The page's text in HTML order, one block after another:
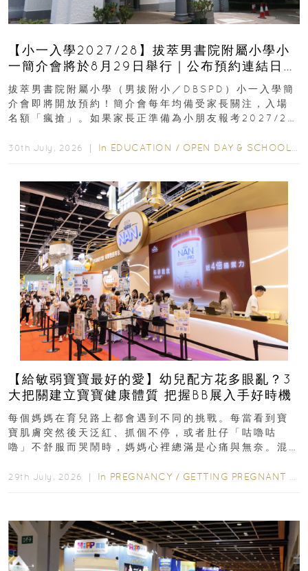
【小一入學2027/28】拔萃男書院附屬小學小
一簡介會將於8月29日舉行｜公布預約連結日期
｜更設有網上重溫
拔萃男書院附屬小學（男拔附小／DBSPD）小一入學簡
介會即將開放預約！簡介會每年均備受家長關注，入場
名額「瘋搶」。如果家長正準備為小朋友報考2027/28
30th July, 2026 ｜ In EDUCATION / OPEN DAY & SCHOOL EVENTS
【給敏弱寶寶最好的愛】幼兒配方花多眼亂？3
大把關建立寶寶健康體質 把握BB展入手好時機
每個媽媽在育兒路上都會遇到不同的挑戰。每當看到寶
寶肌膚突然後天泛紅、抓個不停，或者肚仔「咕嚕咕
嚕」不舒服而哭鬧時，媽媽心裡總滿是心痛與無奈。混
29th July, 2026 ｜ In PREGNANCY / GETTING PREGNANT